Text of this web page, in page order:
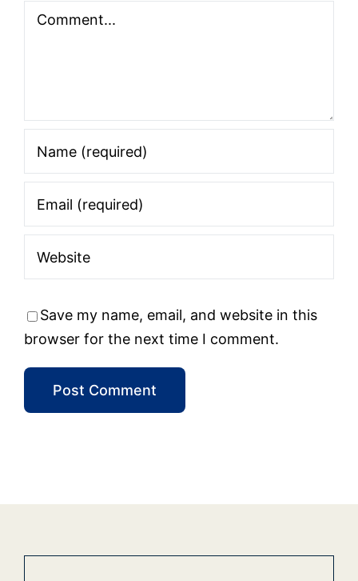
Comment
Save my name, email, and website in this
browser for the next time I comment.